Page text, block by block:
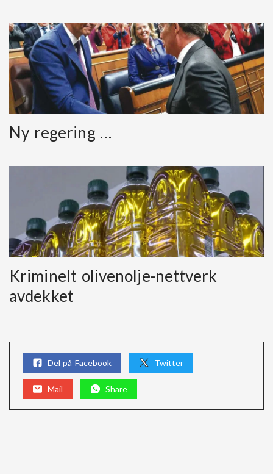
Ny regering …
Kriminelt olivenolje-nettverk
avdekket
Del på Facebook Twitter
Mail Share